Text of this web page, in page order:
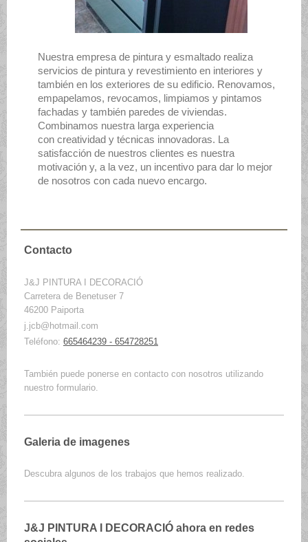
Nuestra empresa de pintura y esmaltado realiza
servicios de pintura y revestimiento en interiores y
también en los exteriores de su edificio. Renovamos,
empapelamos, revocamos, limpiamos y pintamos
fachadas y también paredes de viviendas.
Combinamos nuestra larga experiencia
con creatividad y técnicas innovadoras. La
satisfacción de nuestros clientes es nuestra
motivación y, a la vez, un incentivo para dar lo mejor
de nosotros con cada nuevo encargo.
Contacto
J&J PINTURA I DECORACIÓ
Carretera de Benetuser 7
46200 Paiporta
j.jcb@hotmail.com
Teléfono: 665464239 - 654728251
También puede ponerse en contacto con nosotros utilizando
nuestro formulario.
Galeria de imagenes
Descubra algunos de los trabajos que hemos realizado.
J&J PINTURA I DECORACIÓ ahora en redes